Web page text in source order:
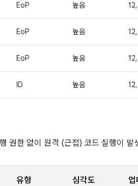
EoP 높음
EoP 높음
EoP 높음
ID 높음
권한 없이 원격 (근접) 코드 실행이 발
유형 심각도